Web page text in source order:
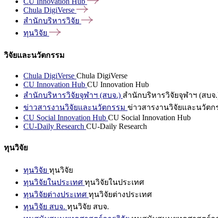
Chula DigiVerse
สำนักบริหารวิจัย
ทุนวิจัย
วิจัยและนวัตกรรม
Chula DigiVerse Chula DigiVerse
CU Innovation Hub CU Innovation Hub
สำนักบริหารวิจัยจุฬาฯ (สบจ.) สำนักบริหารวิจัยจุฬาฯ (สบจ
ข่าวสารงานวิจัยและนวัตกรรม ข่าวสารงานวิจัยและนวัตก
CU Social Innovation Hub CU Social Innovation Hub
CU-Daily Research CU-Daily Research
ทุนวิจัย
ทุนวิจัย ทุนวิจัย
ทุนวิจัยในประเทศ ทุนวิจัยในประเทศ
ทุนวิจัยต่างประเทศ ทุนวิจัยต่างประเทศ
ทุนวิจัย สบจ. ทุนวิจัย สบจ.